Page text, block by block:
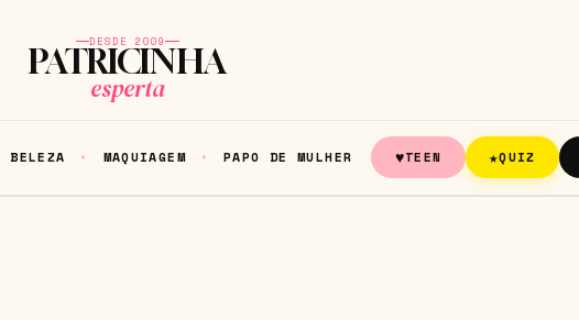
DESDE 2009
PATRICINHA
esperta
BELEZA MAQUIAGEM PAPO DE MULHER ♥TEEN ★QUIZ